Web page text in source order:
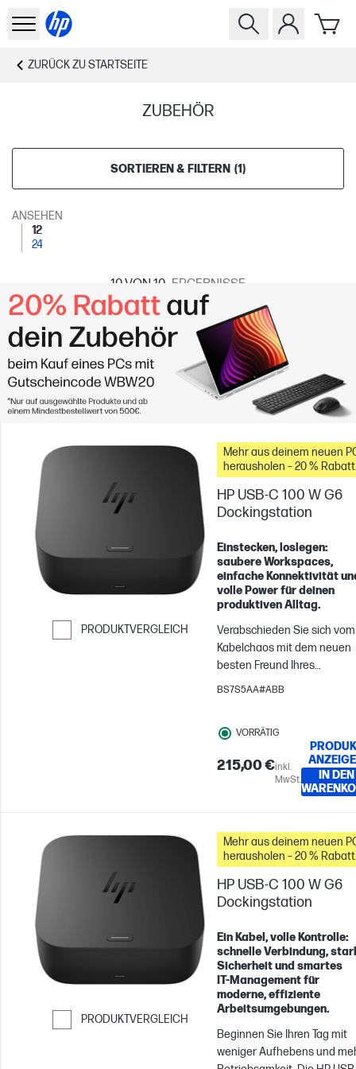
ZURÜCK ZU STARTSEITE
ZUBEHÖR
SORTIEREN & FILTERN (1)
ANSEHEN
12
24
10VON 10 ERGEBNISSE
PRODUKTVERGLEICH
Weiter zum Vergleichen
Mehr aus deinem neuen
herausholen – 20 % Rabatt
auf Zubehör
HP USB-C 100 W G6
Dockingstation
Einstecken, loslegen:
saubere Workspaces,
einfache Konnektivität
volle Power für deinen
produktiven Alltag.
Verabschieden Sie sich vom
Kabelchaos mit dem neuen
besten Freund Ihres
Schreibtisches – der HP
Ihren Laptop[2] mit Ihrer
gesamten Ausrüstung.
Anschlüsse, weniger
Aufhebens, alles
BS7S5AA#ABB
VORRÄTIG
215,00 €inkl.
MwSt.
IN DEN
PRODUKTVERGLEICH
Weiter zum Vergleichen
Mehr aus deinem neuen
herausholen – 20 % Rabatt
auf Zubehör
HP USB-C 100 W G6
Dockingstation
Ein Kabel, volle Kontrolle:
schnelle Verbindung,
Sicherheit und smartes
IT‑Management für
moderne, effiziente
Arbeitsumgebungen.
Beginnen Sie Ihren Tag mit
weniger Aufhebens und